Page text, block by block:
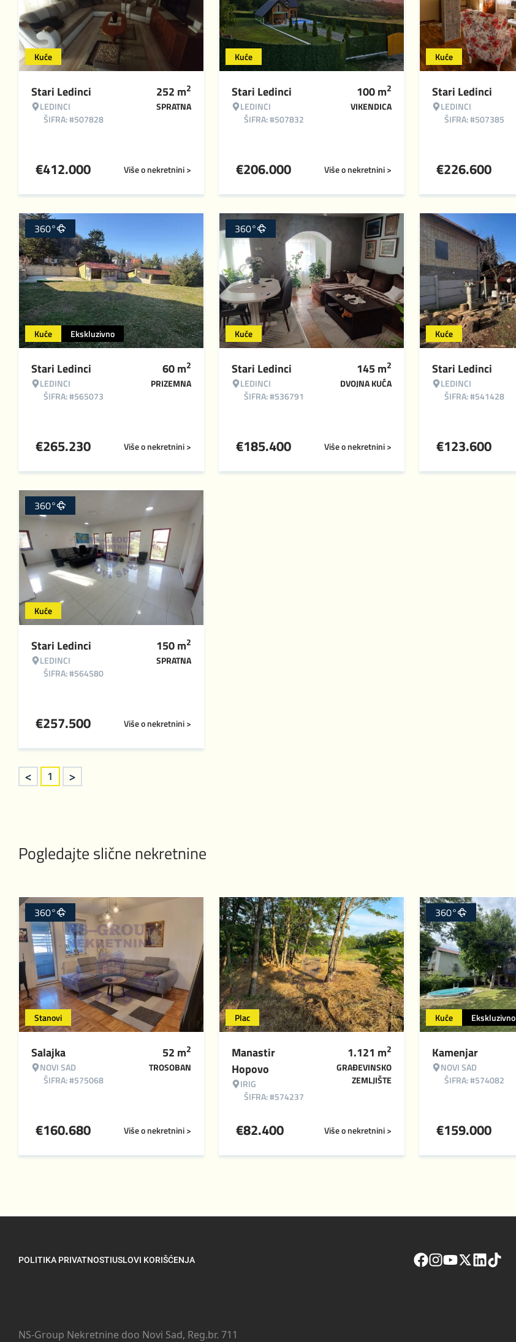
Kuće
Stari Ledinci
LEDINCI
ŠIFRA: #507828
252 m2
SPRATNA
Više o nekretnini >
€412.000
Kuće
Stari Ledinci
LEDINCI
ŠIFRA: #507832
100m2
VIKENDICA
Više o nekretnini >
€206.000
Kuće
Stari Ledinci
LEDINCI
ŠIFRA: #507385
€226.600
Kuće Ekskluzivno
360°
Stari Ledinci
LEDINCI
ŠIFRA: #565073
60m2
PRIZEMNA
Više o nekretnini >
€265.230
Kuće
360°
Stari Ledinci
LEDINCI
ŠIFRA: #536791
145m2
DVOJNA KUĆA
Više o nekretnini >
€185.400
Kuće
Stari Ledinci
LEDINCI
ŠIFRA: #541428
€123.600
Kuće
360°
Stari Ledinci
LEDINCI
ŠIFRA: #564580
150m2
SPRATNA
Više o nekretnini >
€257.500
< 1 >
Pogledajte slične nekretnine
Stanovi
360°
Salajka
NOVI SAD
ŠIFRA: #575068
52 m2
TROSOBAN
Više o nekretnini >
€160.680
Plac
Manastir
Hopovo
IRIG
ŠIFRA: #574237
1.121 m2
GRAĐEVINSKO
ZEMLJIŠTE
Više o nekretnini >
€82.400
Kuće Ekskluzivno
360°
Kamenjar
NOVI SAD
ŠIFRA: #574082
€159.000
POLITIKA PRIVATNOSTIUSLOVI KORIŠĆENJA
NS-Group Nekretnine doo Novi Sad, Reg.br. 711